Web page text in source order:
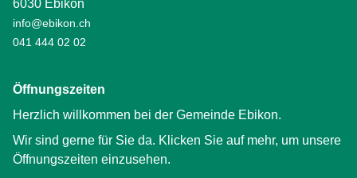
6030 Ebikon
info@ebikon.ch
041 444 02 02
Öffnungszeiten
Herzlich willkommen bei der Gemeinde Ebikon.
Wir sind gerne für Sie da. Klicken Sie auf mehr, um unsere
Öffnungszeiten einzusehen.